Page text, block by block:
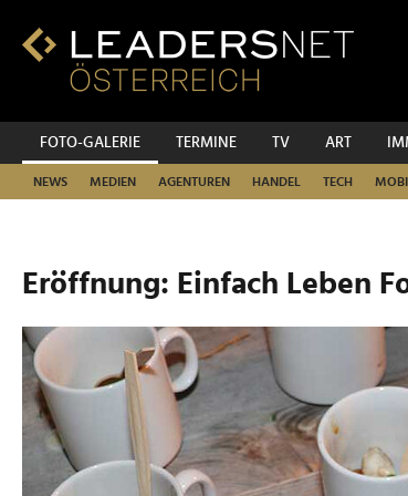
Inhalt
Fußzeilen-
Hauptnavigation
FOTO-GALERIE TERMINE TV ART
NEWS MEDIEN AGENTUREN HANDEL TECH
Eröffnung: Einfach Leben